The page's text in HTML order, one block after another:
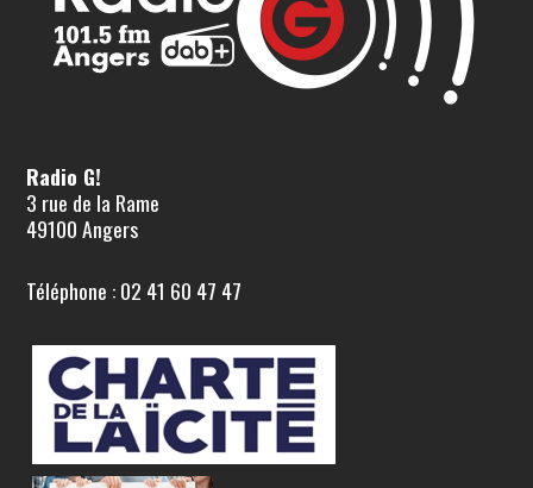
Radio G!
3 rue de la Rame
49100 Angers
Téléphone : 02 41 60 47 47